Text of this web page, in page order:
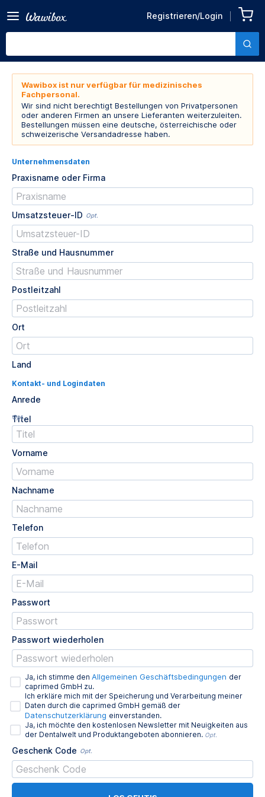
Registrieren/Login
Wawibox ist nur verfügbar für medizinisches
Fachpersonal.
Wir sind nicht berechtigt Bestellungen von Privatpersonen
oder anderen Firmen an unsere Lieferanten weiterzuleiten.
Bestellungen müssen eine deutsche, österreichische oder
schweizerische Versandadresse haben.
Unternehmensdaten
Praxisname oder Firma
Umsatzsteuer-ID Opt.
Straße und Hausnummer
Postleitzahl
Ort
Land
Kontakt- und Logindaten
Anrede
Titel
Opt.
Vorname
Nachname
Telefon
E-Mail
Passwort
Passwort wiederholen
Ja, ich stimme den Allgemeinen Geschäftsbedingungen der
caprimed GmbH zu.
Ich erkläre mich mit der Speicherung und Verarbeitung meiner
Daten durch die caprimed GmbH gemäß der
Datenschutzerklärung einverstanden.
Ja, ich möchte den kostenlosen Newsletter mit Neuigkeiten aus
der Dentalwelt und Produktangeboten abonnieren. Opt.
Geschenk Code Opt.